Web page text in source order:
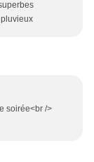
soirée<br />